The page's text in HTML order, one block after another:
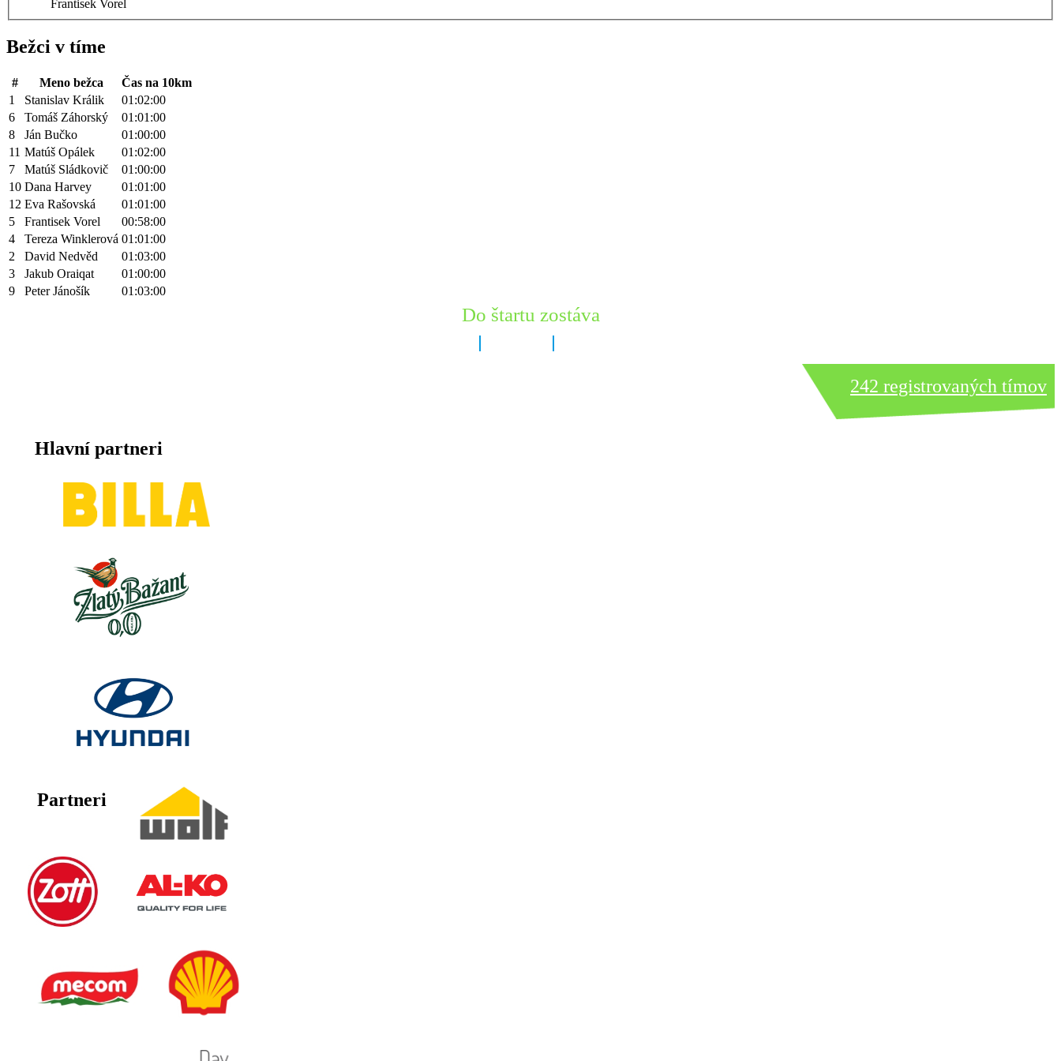
Frantisek Vorel
Bežci v tíme
# Meno bežca
Čas na 10km
1
Stanislav Králik
01:02:00
6
Tomáš Záhorský
01:01:00
8
Ján Bučko
01:00:00
11 Matúš Opálek
01:02:00
7
Matúš Sládkovič
01:00:00
10 Dana Harvey
01:01:00
12 Eva Rašovská
01:01:00
5
Frantisek Vorel
00:58:00
4
Tereza Winklerová 01:01:00
2
David Nedvěd
01:03:00
3
Jakub Oraiqat
01:00:00
9
Peter Jánošík 01:03:00
Do štartu zostáva
242 registrovaných tímov
Hlavní partneri
Partneri